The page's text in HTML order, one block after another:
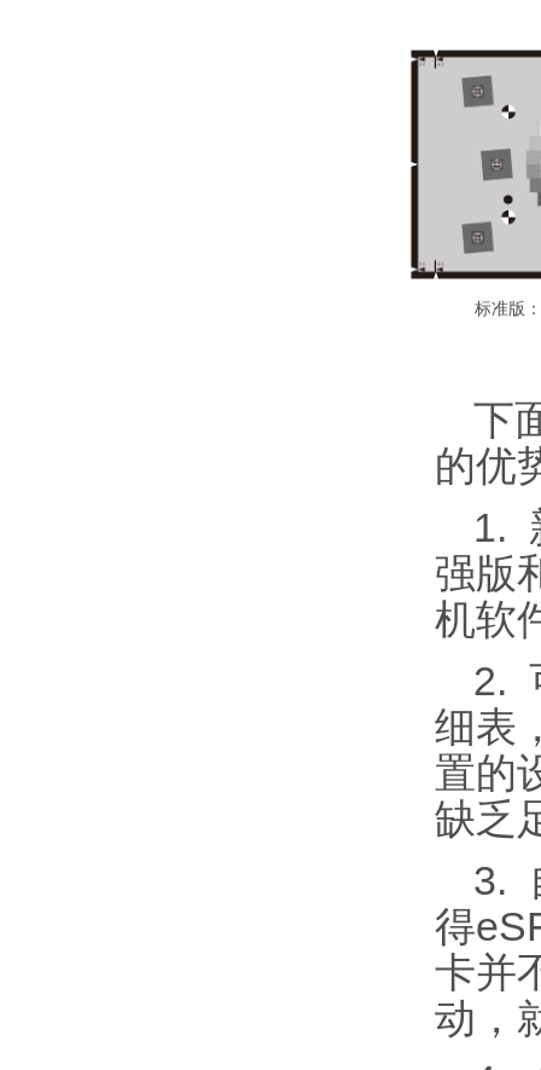
标准版
下
的优
1.
强版
机软
2.
细表
置的
缺乏
3.
得
卡并
动，